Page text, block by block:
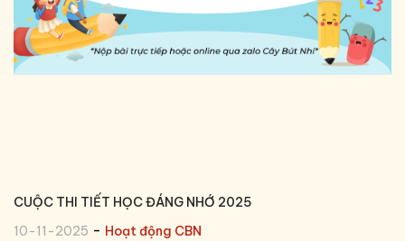
CUỘC THI TIẾT HỌC ĐÁNG NHỚ 2025
10-11-2025 - Hoạt động CBN